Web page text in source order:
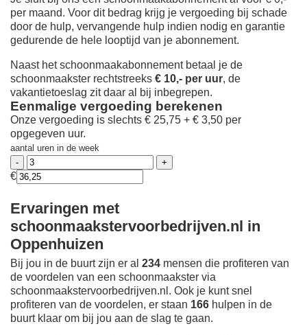
per maand. Voor dit bedrag krijg je vergoeding bij schade
door de hulp, vervangende hulp indien nodig en garantie
gedurende de hele looptijd van je abonnement.
Naast het schoonmaakabonnement betaal je de
schoonmaakster rechtstreeks € 10,- per uur, de
vakantietoeslag zit daar al bij inbegrepen.
Eenmalige vergoeding berekenen
Onze vergoeding is slechts € 25,75 + € 3,50 per
opgegeven uur.
aantal uren in de week
€
Ervaringen met
schoonmaakstervoorbedrijven.nl in
Oppenhuizen
Bij jou in de buurt zijn er al 234 mensen die profiteren van
de voordelen van een schoonmaakster via
schoonmaakstervoorbedrijven.nl. Ook je kunt snel
profiteren van de voordelen, er staan 166 hulpen in de
buurt klaar om bij jou aan de slag te gaan.